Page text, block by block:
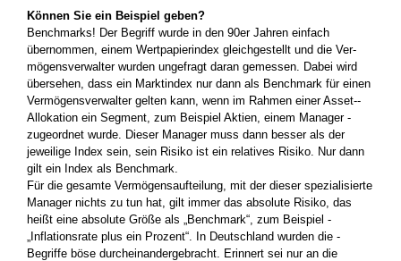
Können Sie ein Beispiel geben?
Benchmarks! Der Begriff wurde in den 90er Jahren einfach
übernommen, einem Wertpapierindex gleichgestellt und die Ver­
mögensverwalter wurden ungefragt daran gemessen. Dabei wird
übersehen, dass ein Marktindex nur dann als Benchmark für einen
Vermögensverwalter gelten kann, wenn im Rahmen einer Asset-­
Allokation ein Segment, zum Beispiel Aktien, einem Manager ­
zugeordnet wurde. Dieser Manager muss dann besser als der
jeweilige Index sein, sein Risiko ist ein relatives Risiko. Nur dann
gilt ein Index als Benchmark.
Für die gesamte Vermögensaufteilung, mit der dieser spezialisierte
Manager nichts zu tun hat, gilt immer das absolute Risiko, das
heißt eine absolute Größe als „Benchmark“, zum Beispiel ­
„Inflationsrate plus ein Prozent“. In Deutschland wurden die ­
Begriffe böse durcheinandergebracht. Erinnert sei nur an die